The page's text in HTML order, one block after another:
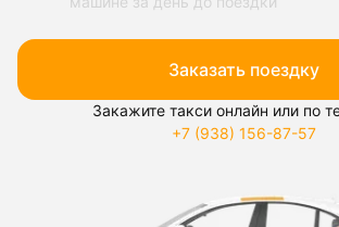
Заказать поездку
Закажите такси онлайн или по
+7 (938) 156-87-57